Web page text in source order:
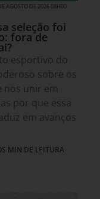
AGOSTO DE 2026 08H00
seleção foi
fora de
esportivo do
sobre os
nos unir em
por que essa
em avanços
MIN DE LEITURA